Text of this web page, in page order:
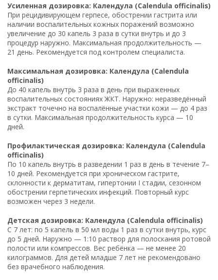
Усиленная дозировка: Календула (Calendula officinalis)
При рецидивирующем герпесе, обострении гастрита или
наличии воспалительных кожных поражений возможно
увеличение до 30 капель 3 раза в сутки внутрь и до 3
процедур наружно. Максимальная продолжительность —
21 день. Рекомендуется под контролем специалиста.
Максимальная дозировка: Календула (Calendula
officinalis)
До 40 капель внутрь 3 раза в день при выраженных
воспалительных состояниях ЖКТ. Наружно: неразведённый
экстракт точечно на воспалённые участки кожи — до 4 раз
в сутки. Максимальная продолжительность курса — 10
дней.
Профилактическая дозировка: Календула (Calendula
officinalis)
По 10 капель внутрь в разведении 1 раз в день в течение 7–
10 дней. Рекомендуется при хроническом гастрите,
склонности к дерматитам, гипертонии I стадии, сезонном
обострении герпетических инфекций. Повторный курс
возможен через 3 недели.
Детская дозировка: Календула (Calendula officinalis)
С 7 лет: по 5 капель в 50 мл воды 1 раз в сутки внутрь, курс
до 5 дней. Наружно — 1:10 раствор для полоскания ротовой
полости или компрессов. Вес ребёнка — не менее 20
килограммов. Для детей младше 7 лет не рекомендовано
без врачебного наблюдения.